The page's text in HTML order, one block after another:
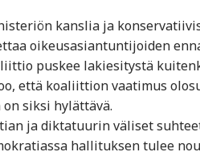
kanslia ja
oikeusasiantuntijoiden
puskee lakiesitystä
että koaliittion vaatimus
on siksi hylättävä.
ja diktatuurin väliset
hallituksen tulee